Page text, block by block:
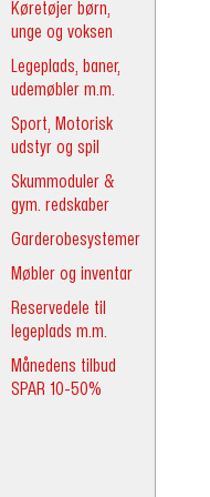
Køretøjer børn,
unge og voksen
Legeplads, baner,
udemøbler m.m.
Sport, Motorisk
udstyr og spil
Skummoduler &
gym. redskaber
Garderobesystemer
Møbler og inventar
Reservedele til
legeplads m.m.
Månedens tilbud
SPAR 10-50%